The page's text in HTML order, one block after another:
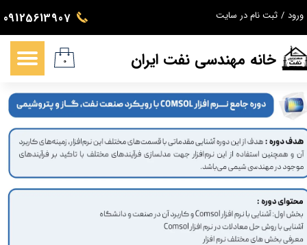
09125613907 ورود / ثبت نام در سایت
حساب کاربری من
تغییر گذر واژه
سفارشات
خروج از حساب کاربری
خانه مهندسی نفت ایران ۰